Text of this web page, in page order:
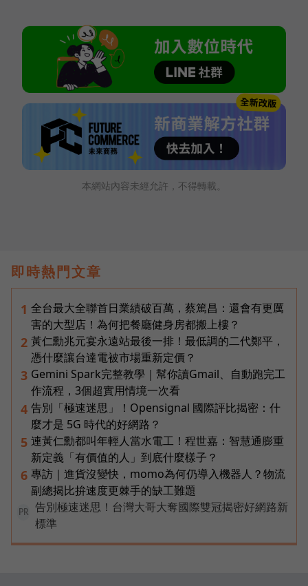
本網站內容未經允許，不得轉載。
即時熱門文章
1 全台最大全聯首日業績破百萬，蔡篤昌：還會有更厲
害的大型店！為何把餐廳健身房都搬上樓？
2 黃仁勳兆元宴永遠站最後一排！最低調的二代鄭平，
憑什麼讓台達電被市場重新定價？
3 Gemini Spark完整教學｜幫你讀Gmail、自動跑完工
作流程，3個超實用情境一次看
4 告別「極速迷思」！Opensignal 國際評比揭密：什
麼才是 5G 時代的好網路？
5 連黃仁勳都叫年輕人當水電工！程世嘉：智慧通膨重
新定義「有價值的人」到底什麼樣子？
6 專訪｜進貨沒變快，momo為何仍導入機器人？物流
副總揭比拚速度更棘手的缺工難題
PR
告別極速迷思！台灣大哥大奪國際雙冠揭密好網路新
標準